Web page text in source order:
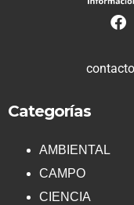
Categorías
AMBIENTAL
CAMPO
CIENCIA